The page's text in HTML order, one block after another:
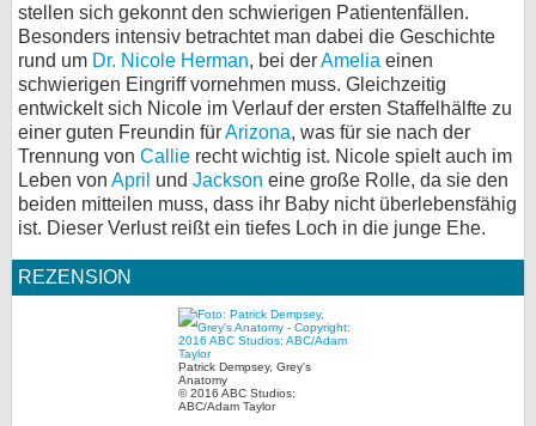
stellen sich gekonnt den schwierigen Patientenfällen.
Besonders intensiv betrachtet man dabei die Geschichte
rund um Dr. Nicole Herman, bei derAmelia einen
schwierigen Eingriff vornehmen muss. Gleichzeitig
entwickelt sich Nicole im Verlauf der ersten Staffelhälfte zu
einer guten Freundin fürArizona, was für sie nach der
Trennung von Callie recht wichtig ist. Nicole spielt auch im
Leben von April und Jackson eine große Rolle, da sie den
beiden mitteilen muss, dass ihr Baby nicht überlebensfähig
ist. Dieser Verlust reißt ein tiefes Loch in die junge Ehe.
REZENSION
Patrick Dempsey, Grey's
Anatomy
© 2016 ABC Studios;
ABC/Adam Taylor